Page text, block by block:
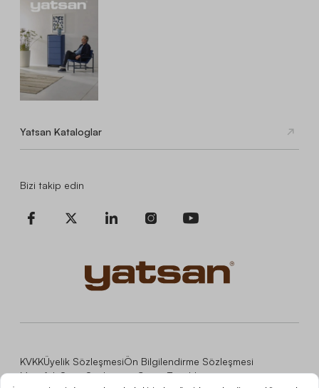
Yatsan Kataloglar
Bizi takip edin
KVKKÜyelik SözleşmesiÖn Bilgilendirme Sözleşmesi
Mesafeli Satış SözleşmesiÇerez Tercihleri